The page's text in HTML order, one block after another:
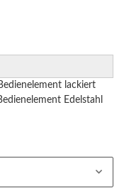
lackiert
Edelstahl